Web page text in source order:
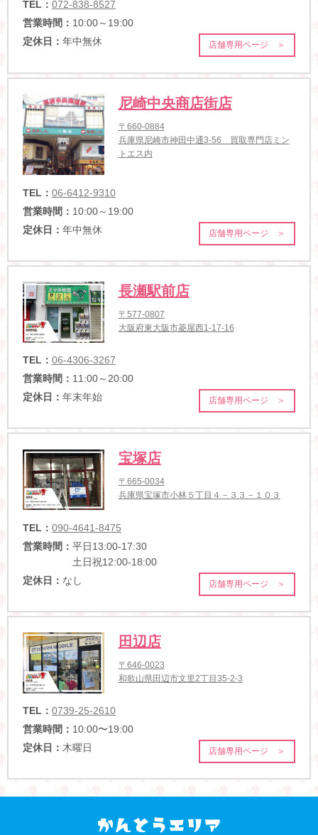
TEL： 072-838-8527
営業時間： 10:00～19:00
定休日： 年中無休 店舗専用ページ ＞
尼崎中央商店街店
〒660-0884
兵庫県尼崎市神田中通3-56 買取専門店ミン
トエス内
TEL： 06-6412-9310
営業時間： 10:00～19:00
定休日： 年中無休 店舗専用ページ ＞
長瀬駅前店
〒577-0807
大阪府東大阪市菱屋西1-17-16
TEL： 06-4306-3267
営業時間： 11:00～20:00
定休日： 年末年始 店舗専用ページ ＞
宝塚店
〒665-0034
兵庫県宝塚市小林５丁目４－３３－１０３
TEL： 090-4641-8475
営業時間： 平日13:00-17:30
土日祝12:00-18:00
定休日： なし 店舗専用ページ ＞
田辺店
〒646-0023
和歌山県田辺市文里2丁目35-2-3
TEL： 0739-25-2610
営業時間： 10:00〜19:00
定休日： 木曜日 店舗専用ページ ＞